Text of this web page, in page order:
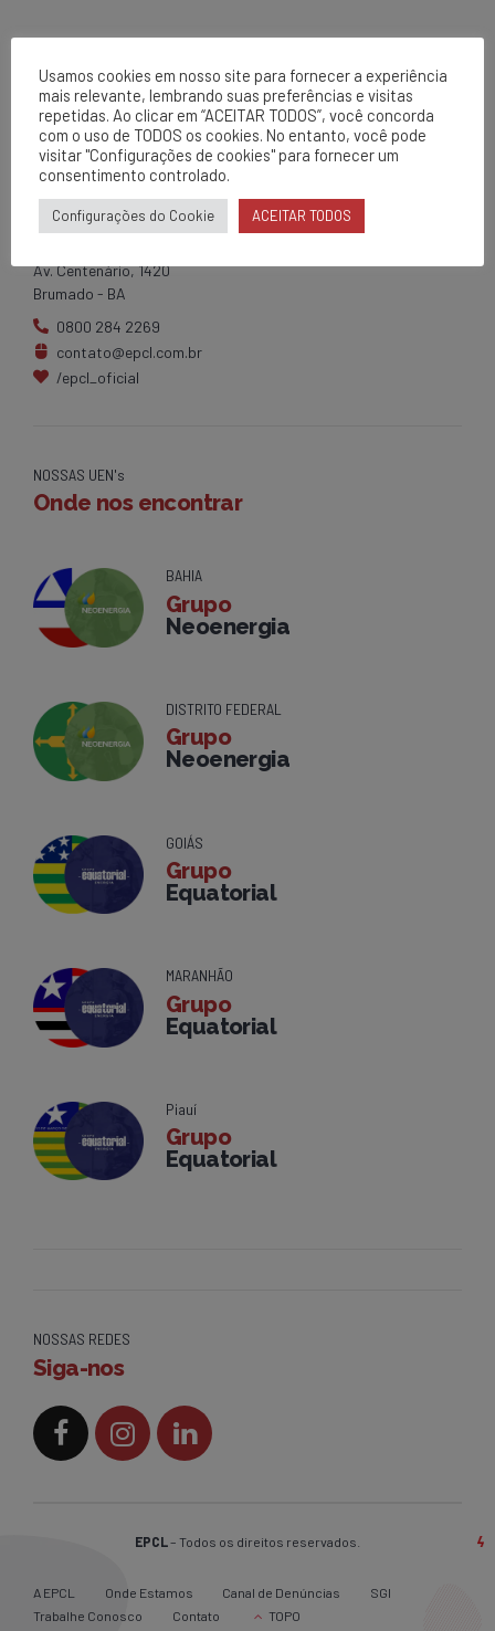
EPCL
Matriz
Av. Centenário, 1420
Brumado - BA
0800 284 2269
contato@epcl.com.br
/epcl_oficial
NOSSAS UEN's
Onde nos encontrar
BAHIA
Grupo
Neoenergia
DISTRITO FEDERAL
Grupo
Neoenergia
GOIÁS
Grupo
Equatorial
MARANHÃO
Grupo
Equatorial
Piauí
Grupo
Equatorial
NOSSAS REDES
Siga-nos
EPCL– Todos os direitos reservados.
A EPCL Onde Estamos Canal de Denúncias
SGI
Trabalhe Conosco
Contato TOPO
Usamos cookies em nosso site para fornecer a experiência
mais relevante, lembrando suas preferências e visitas
repetidas. Ao clicar em “ACEITAR TODOS”, você concorda
com o uso de TODOS os cookies. No entanto, você pode
visitar "Configurações de cookies" para fornecer um
consentimento controlado.
Configurações do Cookie ACEITAR TODOS